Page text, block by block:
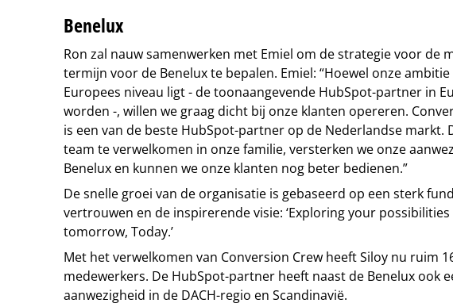
Benelux
Ron zal nauw samenwerken met Emiel om de strategie voor de
termijn voor de Benelux te bepalen. Emiel: “Hoewel onze ambitie
Europees niveau ligt - de toonaangevende HubSpot-partner in
worden -, willen we graag dicht bij onze klanten opereren.
is een van de beste HubSpot-partner op de Nederlandse markt.
team te verwelkomen in onze familie, versterken we onze
Benelux en kunnen we onze klanten nog beter bedienen.”
De snelle groei van de organisatie is gebaseerd op een sterk
vertrouwen en de inspirerende visie: ‘Exploring your
tomorrow, Today.’
Met het verwelkomen van Conversion Crew heeft Siloy nu ruim
medewerkers. De HubSpot-partner heeft naast de Benelux ook
aanwezigheid in de DACH-regio en Scandinavië.